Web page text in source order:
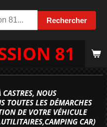
Rechercher
81
NOUS
TOUTES LES DÉMARCHES
DE VOTRE VÉHICULE
CAR)